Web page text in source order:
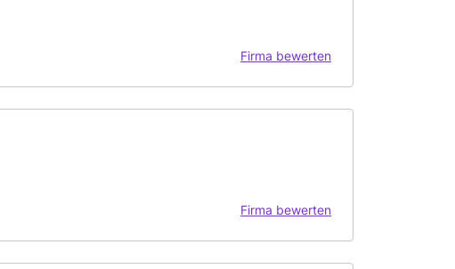
Firma bewerten
Firma bewerten